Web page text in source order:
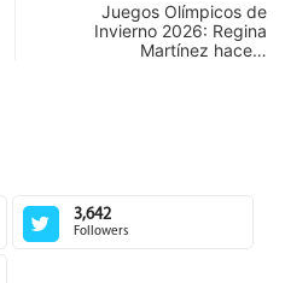
Juegos Olímpicos de
Invierno 2026: Regina
Martínez hace…
3,642
Followers